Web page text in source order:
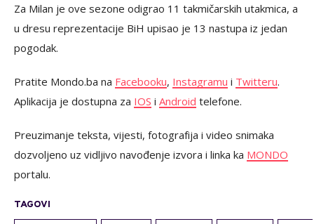
Za Milan je ove sezone odigrao 11 takmičarskih utakmica, a
u dresu reprezentacije BiH upisao je 13 nastupa iz jedan
pogodak.
Pratite Mondo.ba na Facebooku, Instagramu i Twitteru.
Aplikacija je dostupna za IOS i Android telefone.
Preuzimanje teksta, vijesti, fotografija i video snimaka
dozvoljeno uz vidljivo navođenje izvora i linka ka MONDO
portalu.
TAGOVI